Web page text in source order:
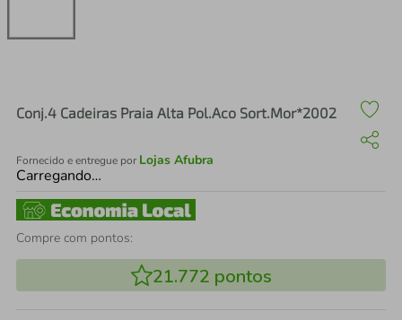
Conj.4 Cadeiras Praia Alta Pol.Aco Sort.Mor*2002
Fornecido e entregue por Lojas Afubra
Carregando…
Compre com pontos:
21.772 pontos